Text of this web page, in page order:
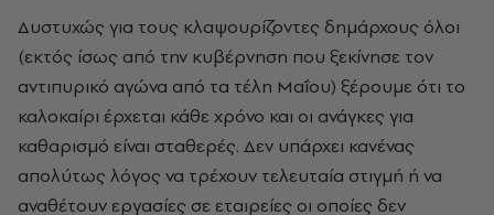
Δυστυχώς για τους κλαψουρίζοντες δημάρχους όλοι
(εκτός ίσως από την κυβέρνηση που ξεκίνησε τον
αντιπυρικό αγώνα από τα τέλη Μαΐου) ξέρουμε ότι το
καλοκαίρι έρχεται κάθε χρόνο και οι ανάγκες για
καθαρισμό είναι σταθερές. Δεν υπάρχει κανένας
απολύτως λόγος να τρέχουν τελευταία στιγμή ή να
αναθέτουν εργασίες σε εταιρείες οι οποίες δεν